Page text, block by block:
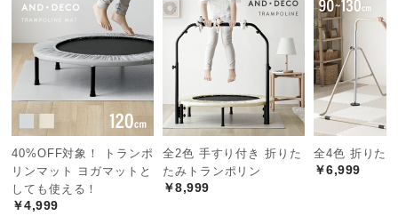
配
に
て
中
型
商
40%OFF対象！ トランポ
リンマット ヨガマットと
しても使える！
￥4,999
全2色 手すり付き 折りた
たみトランポリン
￥8,999
全4色 折りた
￥6,999